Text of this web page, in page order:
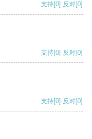
支持[0] 反对[0]
支持[0] 反对[0]
支持[0] 反对[0]